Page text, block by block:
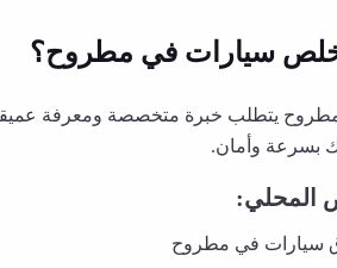
سيارات في مطروح؟
يتطلب خبرة متخصصة ومعرفة عميقة
بسرعة وأمان.
المحلي:
سيارات في مطروح